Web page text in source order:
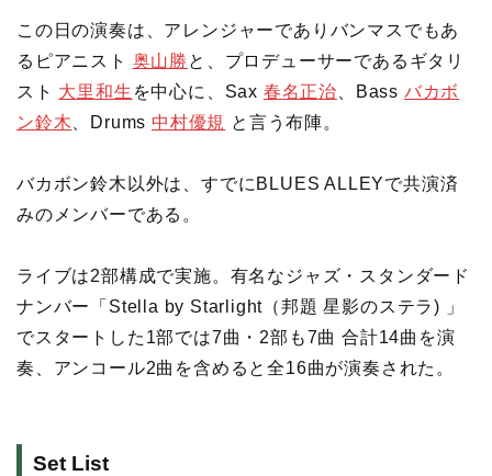
この日の演奏は、アレンジャーでありバンマスでもあ
るピアニスト 奥山勝 と、プロデューサーであるギタリ
スト 大里和生 を中心に、Sax 春名正治 、Bass バカボ
ン鈴木 、Drums 中村優規 と言う布陣。
バカボン鈴木以外は、すでにBLUES ALLEYで共演済
みのメンバーである。
ライブは2部構成で実施。有名なジャズ・スタンダード
ナンバー「Stella by Starlight（邦題 星影のステラ) 」
でスタートした1部では7曲・2部も7曲 合計14曲を演
奏、アンコール2曲を含めると全16曲が演奏された。
Set List